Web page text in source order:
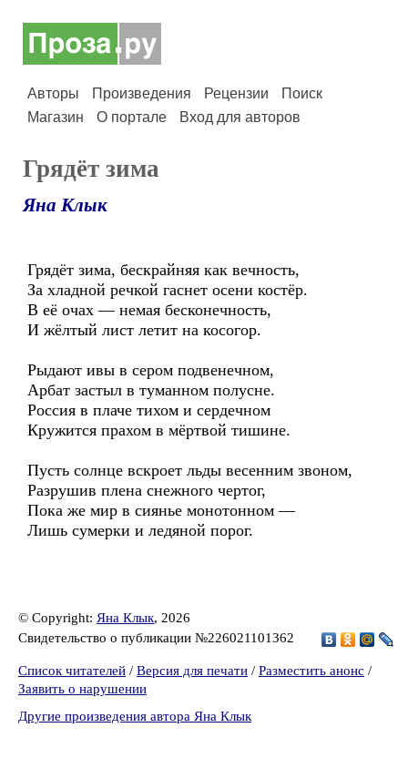
Авторы Произведения Рецензии
Поиск
Магазин
О портале Вход для авторов
Грядёт зима
Яна Клык
Грядёт зима, бескрайняя как вечность,
За хладной речкой гаснет осени костёр.
В её очах — немая бесконечность,
И жёлтый лист летит на косогор.
Рыдают ивы в сером подвенечном,
Арбат застыл в туманном полусне.
Россия в плаче тихом и сердечном
Кружится прахом в мёртвой тишине.
Пусть солнце вскроет льды весенним звоном,
Разрушив плена снежного чертог,
Пока же мир в сиянье монотонном —
Лишь сумерки и ледяной порог.
© Copyright: Яна Клык, 2026
Свидетельство о публикации №226021101362
Список читателей / Версия для печати / Разместить анонс /
Заявить о нарушении
Другие произведения автора Яна Клык